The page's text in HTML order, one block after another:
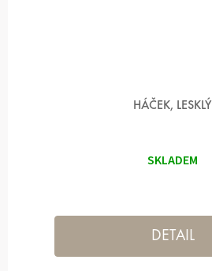
HÁČEK, LESKLÝ
SKLADEM
DETAIL